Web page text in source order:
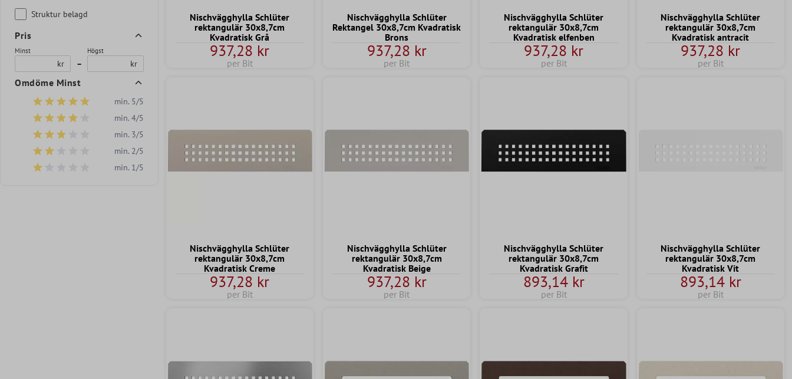
Struktur belagd
Pris
Minst
kr –
Högst
kr
Omdöme Minst
Lägg till filter: Minsta betyg på 5 av 5 stjärnor
min. 5/5
Lägg till filter: Minsta betyg på 4 av 5 stjärnor
min. 4/5
Lägg till filter: Minsta betyg på 3 av 5 stjärnor
min. 3/5
Lägg till filter: Minsta betyg på 2 av 5 stjärnor
min. 2/5
Lägg till filter: Minsta betyg på 1 av 5 stjärnor
min. 1/5
Nischvägghylla Schlüter
rektangulär 30x8,7cm
Kvadratisk Grå
937,28 kr
per Bit
Nischvägghylla Schlüter
Rektangel 30x8,7cm Kvadratisk
Brons
937,28 kr
per Bit
Nischvägghylla Schlüter
rektangulär 30x8,7cm
Kvadratisk elfenben
937,28 kr
per Bit
Nischvägghylla Schlüter
rektangulär 30x8,7cm
Kvadratisk antracit
937,28 kr
per Bit
Nischvägghylla Schlüter
rektangulär 30x8,7cm
Kvadratisk Creme
937,28 kr
per Bit
Nischvägghylla Schlüter
rektangulär 30x8,7cm
Kvadratisk Beige
937,28 kr
per Bit
Nischvägghylla Schlüter
rektangulär 30x8,7cm
Kvadratisk Grafit
893,14 kr
per Bit
Nischvägghylla Schlüter
rektangulär 30x8,7cm
Kvadratisk Vit
893,14 kr
per Bit